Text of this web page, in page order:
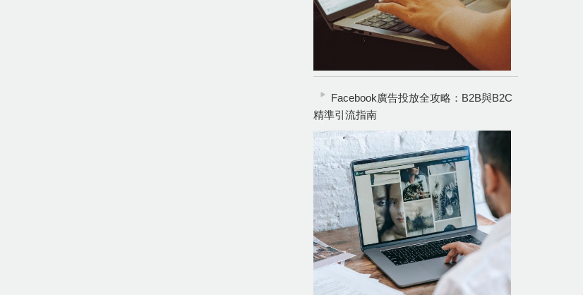
Facebook廣告投放全攻略：B2B與B2C
精準引流指南